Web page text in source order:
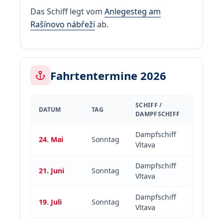
Das Schiff legt vom Anlegesteg am
Rašínovo nábřežíab.
Fahrtentermine 2026
DATUM TAG
SCHIFF /
DAMPFSCHIFF
24. Mai Sonntag
Dampfschiff
Vltava
21. Juni Sonntag
Dampfschiff
Vltava
19. Juli Sonntag
Dampfschiff
Vltava